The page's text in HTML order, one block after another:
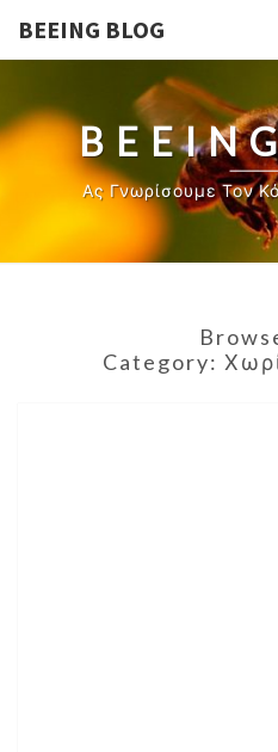
BEEING BLOG
Ας Γνωρίσουμε Τον
Category: